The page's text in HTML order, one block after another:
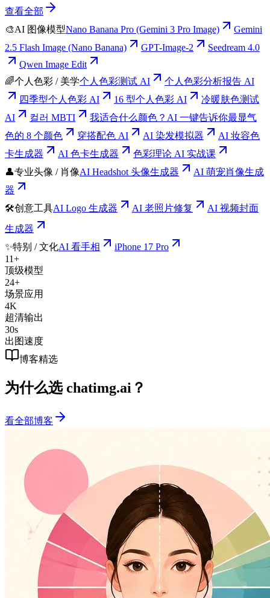
查看全部
🎨AI 图像模型Nano Banana Pro (Gemini 3 Pro Image)
Gemini
2.5 Flash Image (Nano Banana)
GPT-Image-2
Seedream 4.0
Qwen Image Edit
🌈个人色彩 / 美学个人色彩测试 AI
个人色彩分析报告 AI
四季型个人色彩 AI
16 型个人色彩 AI
冷暖肤色测试
AI
컬러 MBTI
我适合什么颜色？AI 一键告诉你最显气
色的 8 个颜色
穿搭配色 AI AI 染发模拟器
AI 妆容色
卡生成器
AI 色卡生成器
色彩理论 AI 实战课
👤专业头像 / 肖像AI Headshot 头像生成器
AI 萌宠肖像生成
器
🛠️创意工具AI Logo 生成器 AI 老照片修复
AI 视频封面
生成器
✨特别 / 文化AI 看手相
iPhone 17 Pro
11+
顶级模型
24+
场景应用
4K
超清输出
30s
出图速度
博客精选
为什么选 chatimg.ai？
看全部博客